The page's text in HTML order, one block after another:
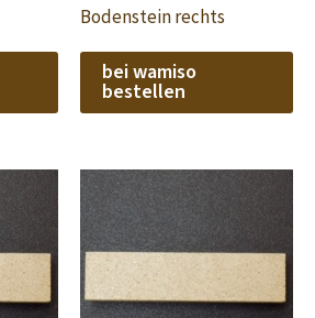
Bodenstein rechts
bei wamiso
bestellen